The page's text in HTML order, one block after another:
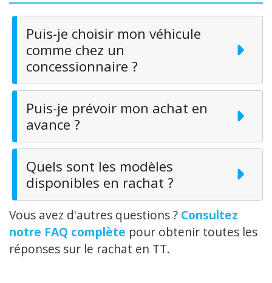
Puis-je choisir mon véhicule
comme chez un
concessionnaire ?
Puis-je prévoir mon achat en
avance ?
Quels sont les modèles
disponibles en rachat ?
Vous avez d'autres questions ? Consultez
notre FAQ complète pour obtenir toutes les
réponses sur le rachat en TT.